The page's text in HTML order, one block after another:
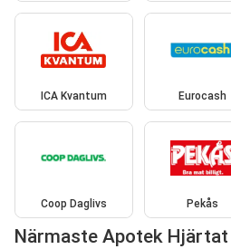
ICA Kvantum Eurocash
Coop Daglivs Pekås
Närmaste Apotek